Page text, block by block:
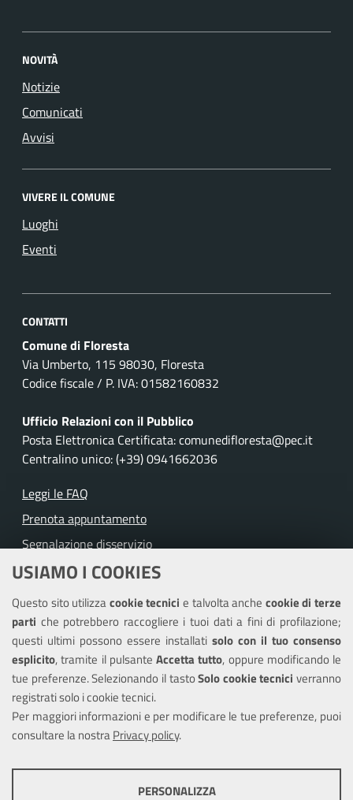
USIAMO I COOKIES
Questo sito utilizzacookie tecnicie talvolta anche cookie di terze
parti che potrebbero raccogliere i tuoi dati a fini di profilazione;
questi ultimi possono essere installati solo con il tuo consenso
esplicito, tramite il pulsante Accetta tutto, oppure modificando le
tue preferenze. Selezionando il tastoSolo cookie tecnici verranno
registrati solo i cookie tecnici.
Per maggiori informazioni e per modificare le tue preferenze, puoi
consultare la nostraPrivacy policy.
PERSONALIZZA
NOVITÀ
Notizie
Comunicati
Avvisi
VIVERE IL COMUNE
Luoghi
Eventi
CONTATTI
Comune di Floresta
Via Umberto, 115 98030, Floresta
Codice fiscale / P. IVA: 01582160832
Ufficio Relazioni con il Pubblico
Posta Elettronica Certificata: comunedifloresta@pec.it
Centralino unico: (+39) 0941662036
Leggi le FAQ
Prenota appuntamento
Segnalazione disservizio
Richiesta assistenza
Amministrazione trasparente
Informativa privacy
Note legali
Piano di miglioramento dei servizi
Dichiarazione di accessibilità